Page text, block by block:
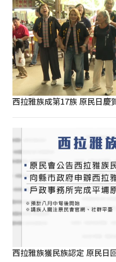
西拉雅族成第17族 原民日慶
西拉雅族獲民族認定 原民日